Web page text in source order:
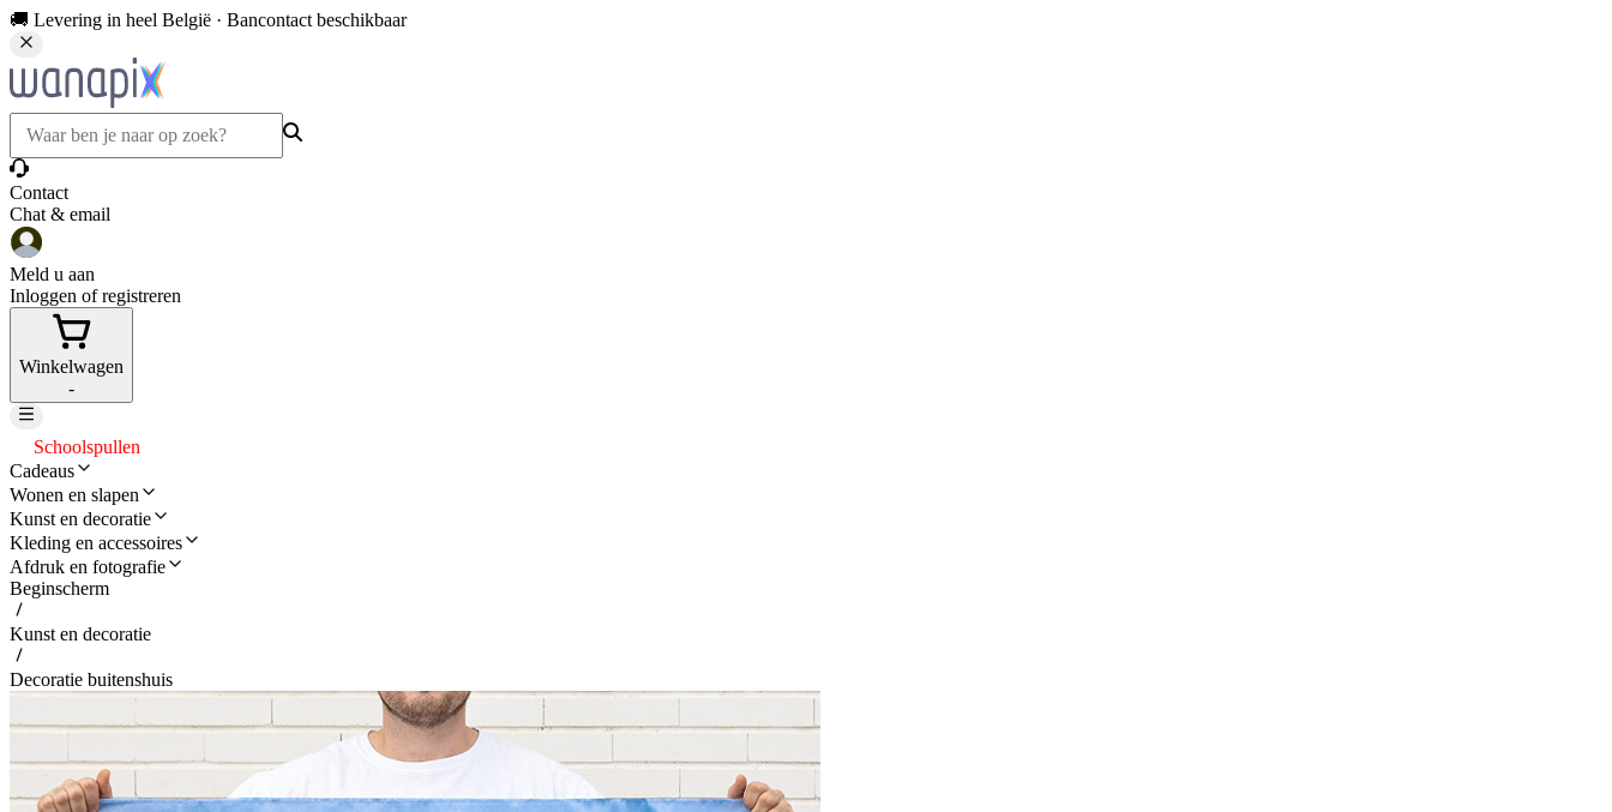
🚚 Levering in heel België · Bancontact beschikbaar
Contact
Chat & email
Meld u aan
Inloggen of registreren
Winkelwagen
-
Schoolspullen
Cadeaus
Wonen en slapen
Kunst en decoratie
Kleding en accessoires
Afdruk en fotografie
Beginscherm
Kunst en decoratie
Decoratie buitenshuis